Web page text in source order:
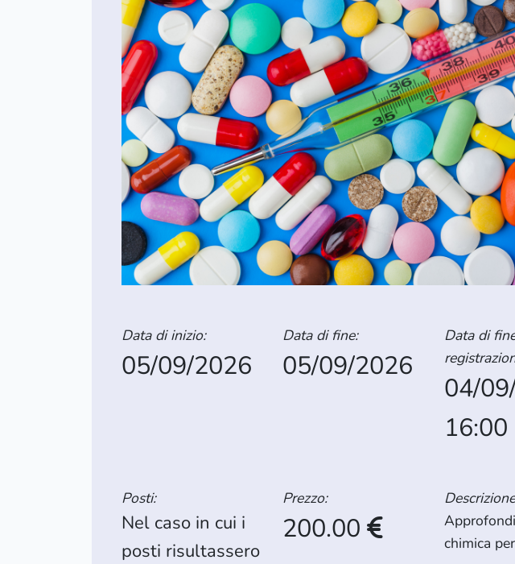
Data di inizio:
05/09/2026
Data di fine:
05/09/2026
Data di
04/
16:00
Posti:
Nel caso in cui i
posti risultassero
Prezzo:
200.00
chimica